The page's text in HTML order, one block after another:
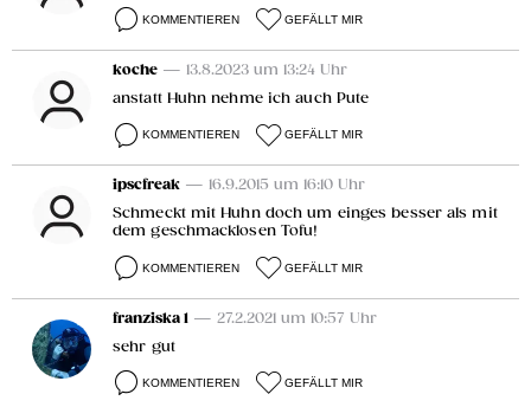
KOMMENTIEREN GEFÄLLT MIR
koche — 13.8.2023 um 13:24 Uhr
anstatt Huhn nehme ich auch Pute
KOMMENTIEREN GEFÄLLT MIR
ipscfreak — 16.9.2015 um 16:10 Uhr
Schmeckt mit Huhn doch um einges besser als mit
dem geschmacklosen Tofu!
KOMMENTIEREN GEFÄLLT MIR
franziska 1 — 27.2.2021 um 10:57 Uhr
sehr gut
KOMMENTIEREN GEFÄLLT MIR